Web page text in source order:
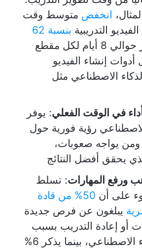
انخفض متوسط وقت
التدريبية بنسبة 62
يوفر حوالي 8 أيام لكل مقطع
أدوات إنشاء الفيديو
الاصطناعي مثل
في الوقت الفعلي: يوفر
الاصطناعي رؤية فورية حول
يواجه صعوبات،
يحقق أفضل النتائج
ورفع المهارات: تسلط
50% من قادة
يبلغون عن فرص جديدة
أو إعادة التدريب بسبب
اعتماد الذكاء الاصطناعي، بينما يذكر 6%